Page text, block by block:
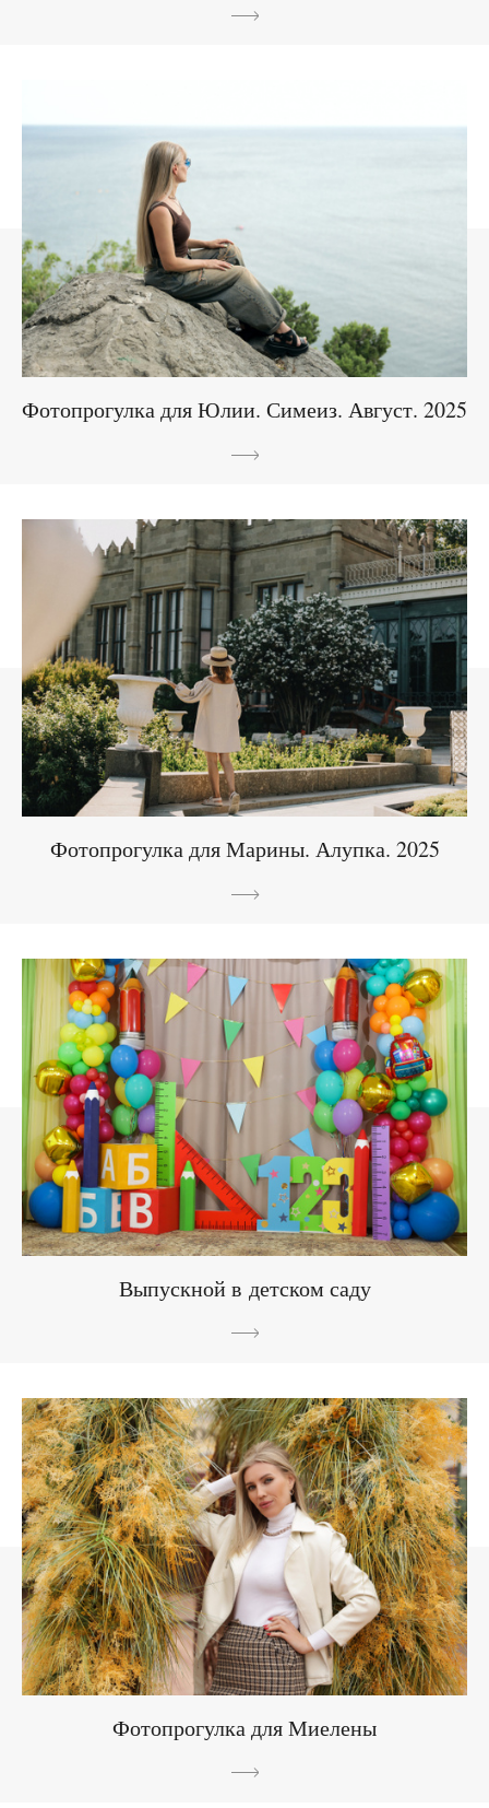
Фотопрогулка для Юлии. Симеиз. Август. 2025
Фотопрогулка для Марины. Алупка. 2025
Выпускной в детском саду
Фотопрогулка для Миелены